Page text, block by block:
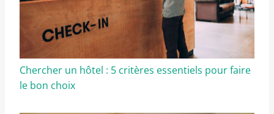
Chercher un hôtel : 5 critères essentiels pour faire
le bon choix